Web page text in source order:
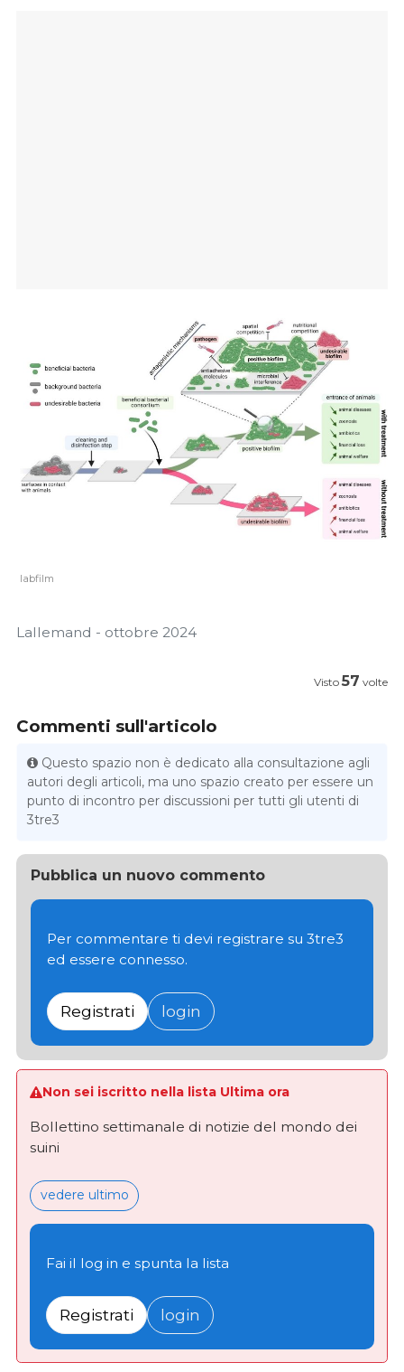
labfilm
Lallemand - ottobre 2024
Visto 57 volte
Commenti sull'articolo
Questo spazio non è dedicato alla consultazione agli
autori degli articoli, ma uno spazio creato per essere un
punto di incontro per discussioni per tutti gli utenti di
3tre3
Pubblica un nuovo commento
Per commentare ti devi registrare su 3tre3
ed essere connesso.
Registrati login
Non sei iscritto nella lista Ultima ora
Bollettino settimanale di notizie del mondo dei
suini
vedere ultimo
Fai il log in e spunta la lista
Registrati login